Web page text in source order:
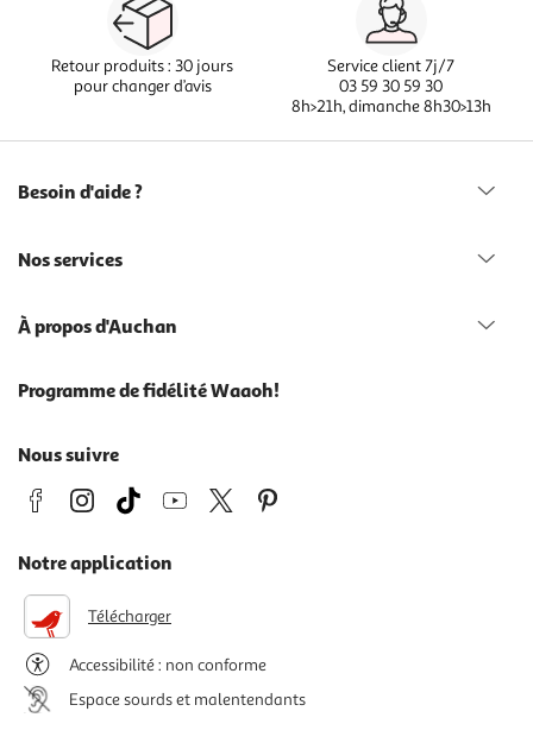
Retour produits : 30 jours
pour changer d’avis
Service client 7j/7
03 59 30 59 30
8h>21h, dimanche 8h30>13h
Besoin d'aide ?
Nos services
À propos d'Auchan
Programme de fidélité Waaoh!
Nous suivre
Notre application
Télécharger
Accessibilité : non conforme
Espace sourds et malentendants